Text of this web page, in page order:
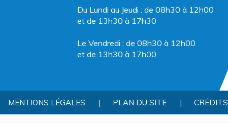
FacebookInstagram
Du Lundi au Jeudi : de 08h30 à 12h00
et de 13h30 à 17h30
Le Vendredi : de 08h30 à 12h00
et de 13h30 à 17h00
MENTIONS LÉGALES PLAN DU SITE CRÉDITS